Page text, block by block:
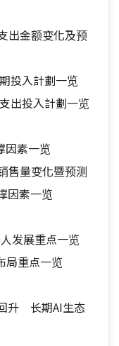
出金额变化及预
投入計劃一览
出投入計劃一览
因素一览
售量变化暨预测
因素一览
发展重点一览
局重点一览
升 长期AI生态